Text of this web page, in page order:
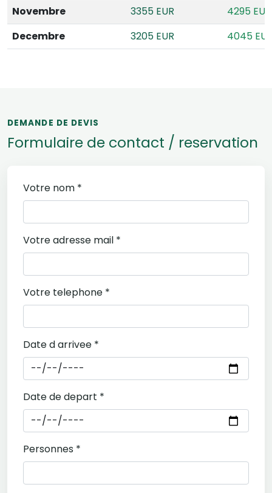
Novembre
3355 EUR
4295 EUR
Decembre
3205 EUR 4045
DEMANDE DE DEVIS
Formulaire de contact / reservation
Votre nom *
Votre adresse mail *
Votre telephone *
Date d arrivee *
Date de depart *
Personnes *